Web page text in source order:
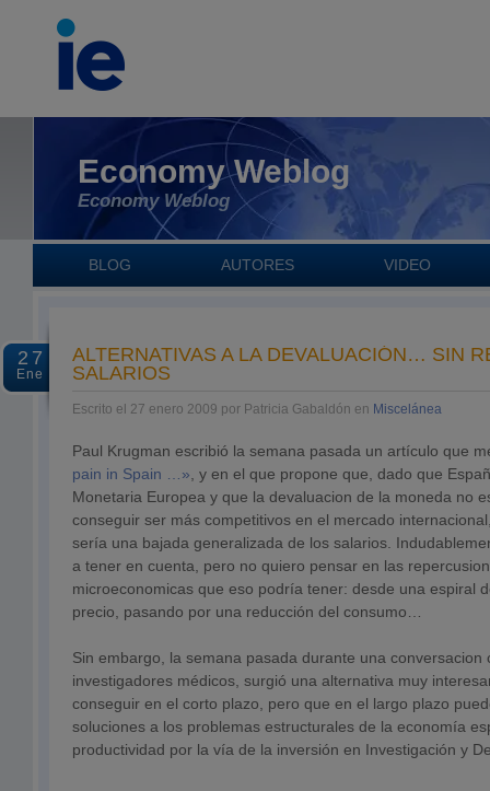
Economy Weblog
Economy Weblog
BLOG AUTORES VIDEO
27
Ene
ALTERNATIVAS A LA DEVALUACIÓN… SIN
SALARIOS
Escrito el 27 enero 2009 por Patricia Gabaldón en Miscelánea
Paul Krugman escribió la semana pasada un artículo que
pain in Spain …» , y en el que propone que, dado que
Monetaria Europea y que la devaluacion de la moneda no
conseguir ser más competitivos en el mercado
sería una bajada generalizada de los salarios.
a tener en cuenta, pero no quiero pensar en las
microeconomicas que eso podría tener: desde una espiral
precio, pasando por una reducción del consumo…
Sin embargo, la semana pasada durante una conversacion
investigadores médicos, surgió una alternativa muy
conseguir en el corto plazo, pero que en el largo plazo
soluciones a los problemas estructurales de la economía
productividad por la vía de la inversión en Investigación y